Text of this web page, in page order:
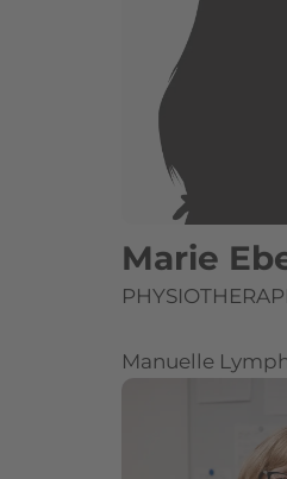
Marie
Manuelle